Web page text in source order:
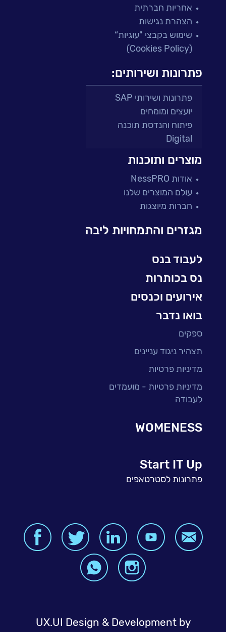
אחריות חברתית
הצהרת נגישות
שימוש בקבצי "עוגיות“
(Cookies Policy)
פתרונות ושירותים:
פתרונות ושירותי SAP
יועצים ומומחים
פיתוח והנדסת תוכנה
Digital
פתרונות למגזר הפיננסי
מיקור חוץ ושירותים מנוהלים
בדיקות והבטחת איכות
עולמות הענן
עולמות הסייבר
BI, Analytics & Big-Data
מוצרים ותוכנות
אודות NessPRO
עולם המוצרים שלנו
חברות מיוצגות
מגזרים והתמחויות ליבה
לעבוד בנס
נס בכותרות
אירועים וכנסים
בואו נדבר
ספקים
תצהיר ניגוד עניינים
מדיניות פרטיות
מדיניות פרטיות - מועמדים
לעבודה
WOMENESS
Start IT Up
פתרונות לסטרטאפים
UX.UI Design & Development by